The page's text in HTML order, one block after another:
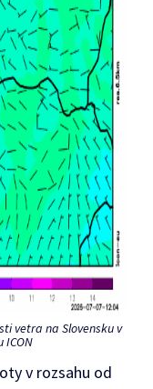
vetra na Slovensku v
ICON
v rozsahu od